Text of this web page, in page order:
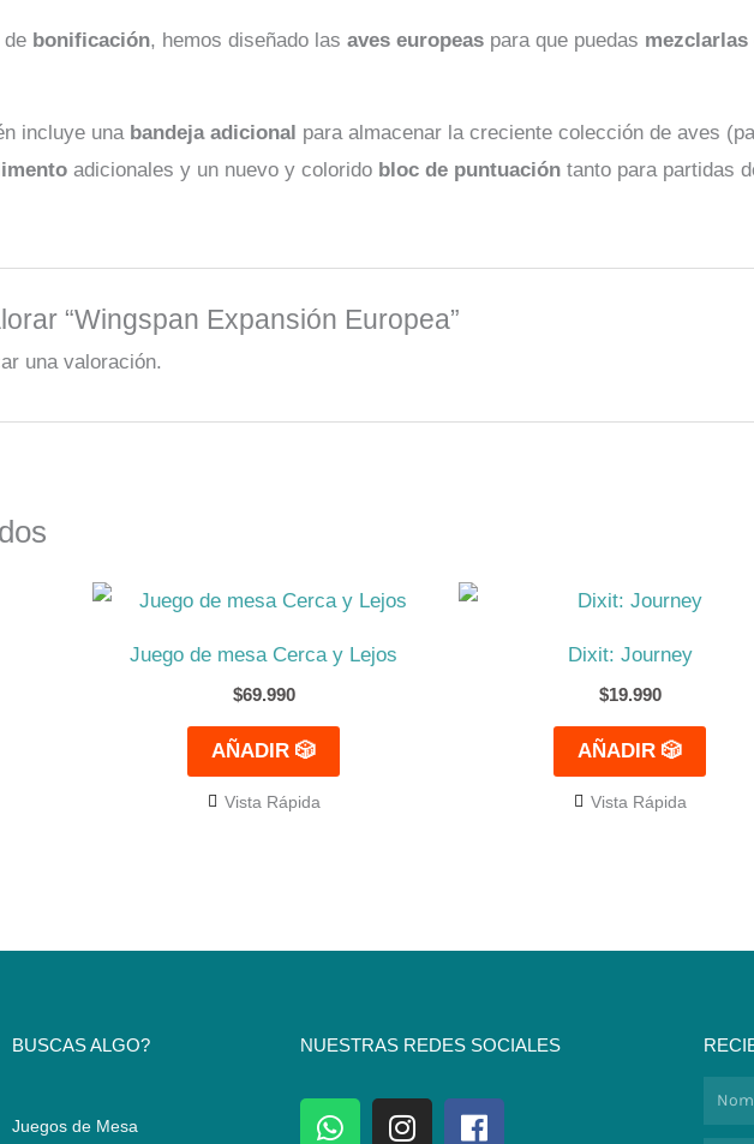
bonificación, hemos diseñado las aves europeas para que puedas mezclarlas
incluye una bandeja adicional para almacenar la creciente colección de aves
adicionales y un nuevo y colorido bloc de puntuación tanto para partidas
“Wingspan Expansión Europea”
una valoración.
Juego de mesa Cerca y Lejos
$69.990
AÑADIR 🎲
Vista Rápida
Dixit: Journey
$19.990
AÑADIR 🎲
Vista Rápida
BUSCAS ALGO?
Juegos de Mesa
NUESTRAS REDES SOCIALES
W
I
F